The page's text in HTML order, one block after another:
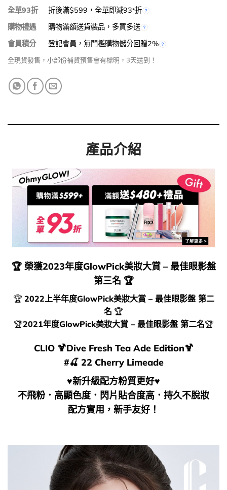
全單93折
折後滿$599，全單即減93*折
購物禮遇
購物滿額送貨裝品，多買多送
會員積分
登記會員，無門檻購物儲分回贈2%
全現貨發售，小部份補貨預售會有標明，3天送到！
產品介紹
🏆 榮獲2023年度GlowPick美妝大賞 – 最佳眼影盤
第三名 🏆
🏆 2022上半年度GlowPick美妝大賞 – 最佳眼影盤 第二
名 🏆
🏆2021年度GlowPick美妝大賞 – 最佳眼影盤 第二名🏆
CLIO 🍹Dive Fresh Tea Ade Edition🍹
#🍒 22 Cherry Limeade
♥新升級配方粉質更好♥
不飛粉．高顯色度．閃片貼合度高．持久不脫妝
配方實用，新手友好！